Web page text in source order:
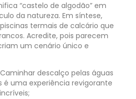
“castelo de algodão” em
da natureza. Em síntese,
termais de calcário que
Acredite, pois parecem
um cenário único e
Caminhar descalço pelas águas
é uma experiência revigorante